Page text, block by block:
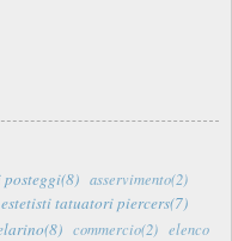
asservimento(2)
tatuatori piercers(7)
commercio(2) elenco